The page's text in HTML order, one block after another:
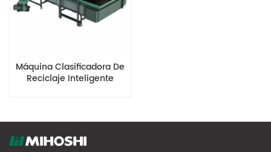
Máquina Clasificadora De
Reciclaje Inteligente